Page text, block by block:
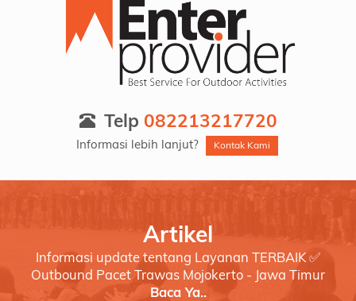
Telp 082213217720
Informasi lebih lanjut? Kontak Kami
Artikel
Informasi update tentang Layanan TERBAIK ✅
Outbound Pacet Trawas Mojokerto - Jawa Timur
Baca Ya..